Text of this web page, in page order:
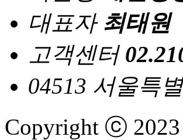
대표자 최태원
고객센터
04513 서울특
Copyright ⓒ 2023